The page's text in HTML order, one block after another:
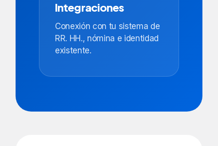
Integraciones
Conexión con tu sistema de
RR. HH., nómina e identidad
existente.